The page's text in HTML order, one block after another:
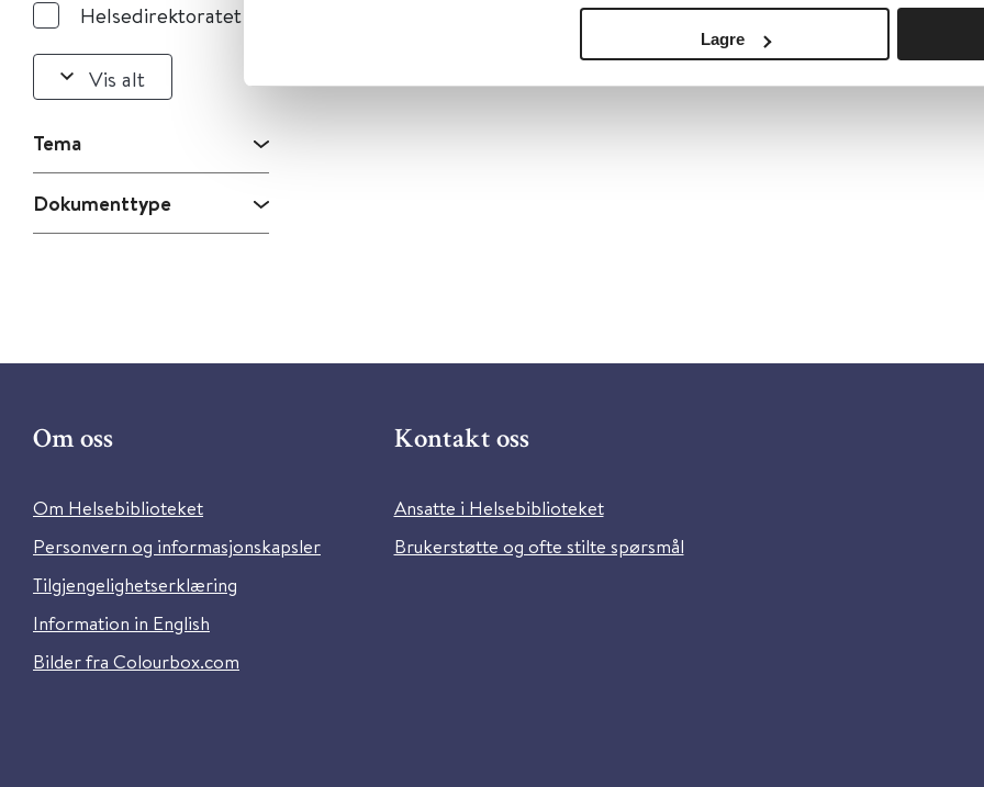
Lagre
Helsedirektoratet
Vis alt
Tema
Dokumenttype
Om oss
Om Helsebiblioteket
Personvern og informasjonskapsler
Tilgjengelighetserklæring
Information in English
Bilder fra Colourbox.com
Kontakt oss
Ansatte i Helsebiblioteket
Brukerstøtte og ofte stilte spørsmål